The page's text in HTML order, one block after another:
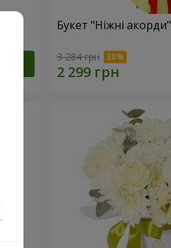
Букет "Ніжні акорди"
3 284 грн